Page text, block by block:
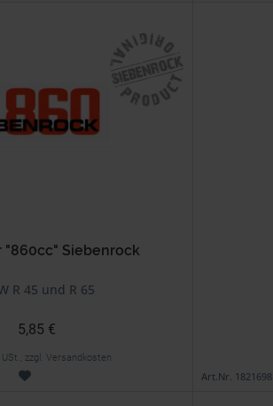
Siebenrock
R 45 und R 65
5,85 €
USt., zzgl. Versandkosten
Art.Nr. 1821698